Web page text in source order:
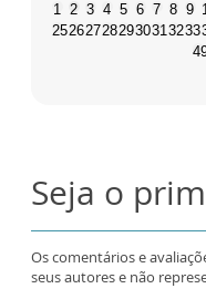
1 2 3 4 5 6 7 8 9
252627282930313233
Seja o
Os comentários e
seus autores e não